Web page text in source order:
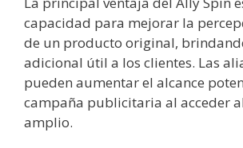
capacidad para mejorar la
de un producto original,
adicional útil a los clientes. Las
pueden aumentar el alcance
campaña publicitaria al acceder
amplio.